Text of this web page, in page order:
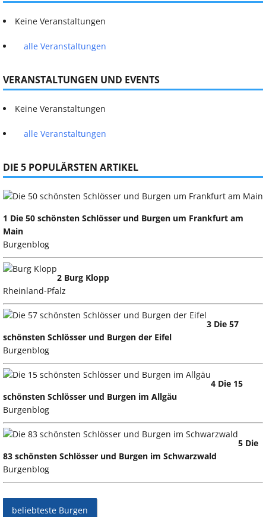
Keine Veranstaltungen
alle Veranstaltungen
VERANSTALTUNGEN UND EVENTS
Keine Veranstaltungen
alle Veranstaltungen
DIE 5 POPULÄRSTEN ARTIKEL
1 Die 50 schönsten Schlösser und Burgen um Frankfurt am
Main
Burgenblog
2 Burg Klopp
Rheinland-Pfalz
3 Die 57
schönsten Schlösser und Burgen der Eifel
Burgenblog
4 Die 15
schönsten Schlösser und Burgen im Allgäu
Burgenblog
5 Die
83 schönsten Schlösser und Burgen im Schwarzwald
Burgenblog
beliebteste Burgen